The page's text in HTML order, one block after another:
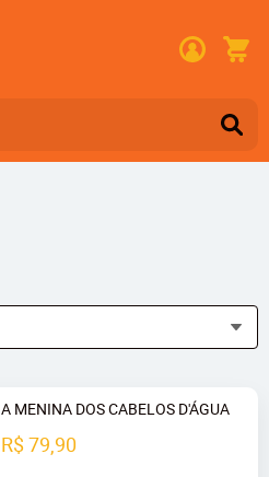
A MENINA DOS CABELOS D'ÁGUA
R$ 79,90